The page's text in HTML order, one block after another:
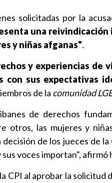
solicitadas por la
una reivindicación
y niñas afganas".
y experiencias de
sus expectativas
de la comunidad
de derechos
otros, las mujeres y
de los jueces de
voces importan", afirmó
CPI al aprobar la solicitud